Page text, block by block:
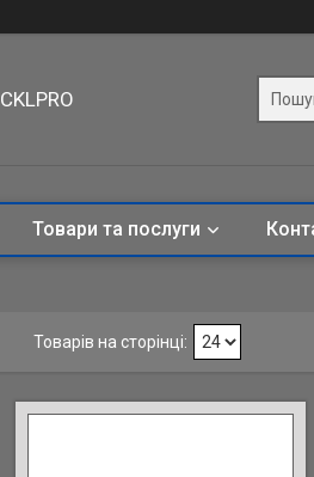
CKLPRO
Товари та послуги